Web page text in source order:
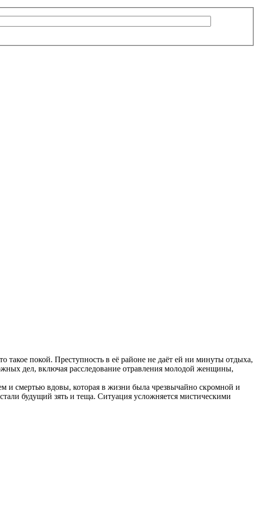
покой. Преступность в её районе не даёт ей ни минуты отдыха,
дел, включая расследование отравления молодой женщины,
и смертью вдовы, которая в жизни была чрезвычайно скромной и
будущий зять и теща. Ситуация усложняется мистическими